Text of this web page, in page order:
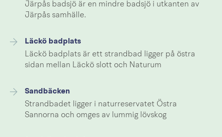
Järpås badsjö är en mindre badsjö i utkanten av
Järpås samhälle.
Läckö badplats
Läckö badplats är ett strandbad ligger på östra
sidan mellan Läckö slott och Naturum
Sandbäcken
Strandbadet ligger i naturreservatet Östra
Sannorna och omges av lummig lövskog